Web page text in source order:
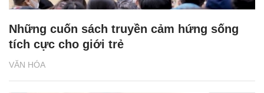
VĂN HÓA
Những cuốn sách truyền cảm hứng sống
tích cực cho giới trẻ